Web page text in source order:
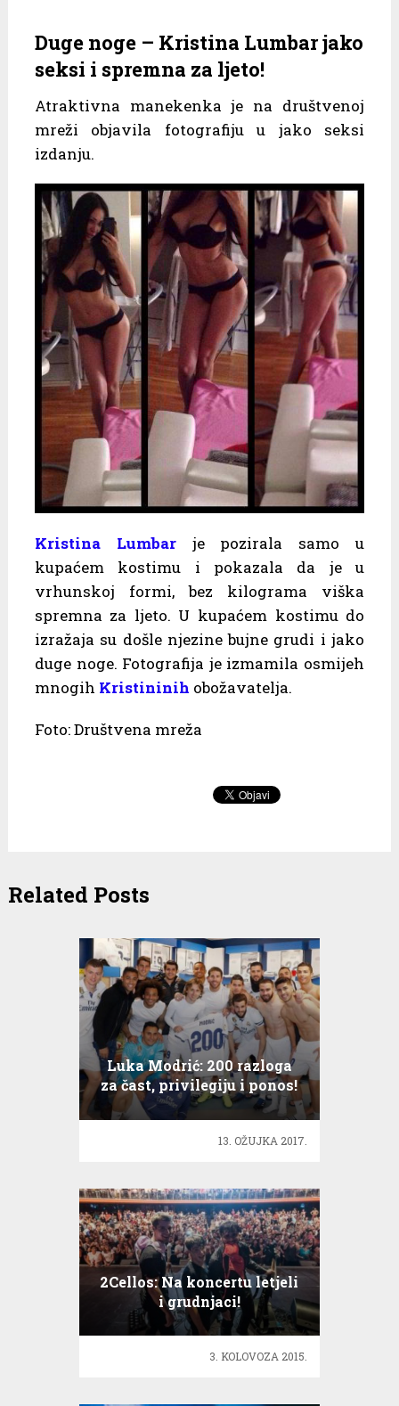
Duge noge – Kristina Lumbar jako
seksi i spremna za ljeto!
Atraktivna manekenka je na društvenoj
mreži objavila fotografiju u jako seksi
izdanju.
Kristina Lumbar
je pozirala samo u
kupaćem kostimu i pokazala da je u
vrhunskoj formi, bez kilograma viška
spremna za ljeto. U kupaćem kostimu do
izražaja su došle njezine bujne grudi i jako
duge noge. Fotografija je izmamila osmijeh
mnogih Kristininih obožavatelja.
Foto: Društvena mreža
Related Posts
Luka Modrić: 200 razloga
za čast, privilegiju i ponos!
13. OŽUJKA 2017.
2Cellos: Na koncertu letjeli
i grudnjaci!
3. KOLOVOZA 2015.